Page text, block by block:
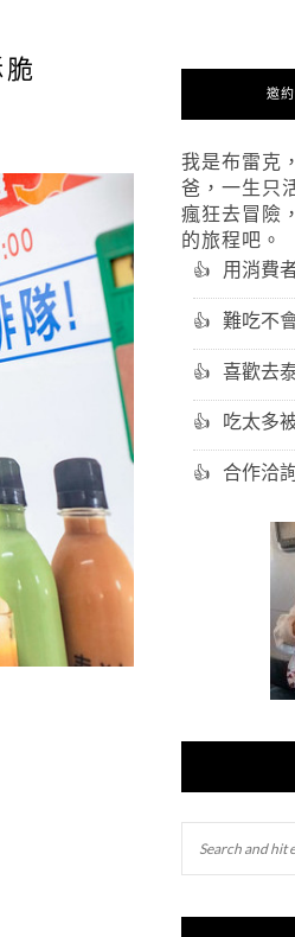
邀
我是布雷克
爸，一生只
瘋狂去冒險
的旅程吧。
用消費
難吃不
喜歡去
吃太多
合作洽